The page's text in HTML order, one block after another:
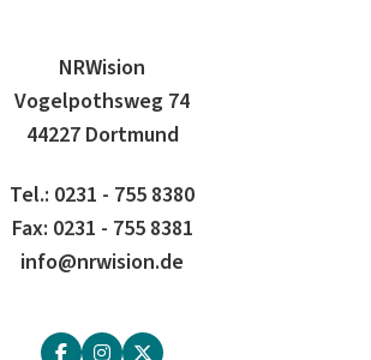
NRWision
Vogelpothsweg 74
44227 Dortmund
Tel.: 0231 - 755 8380
Fax: 0231 - 755 8381
info@nrwision.de